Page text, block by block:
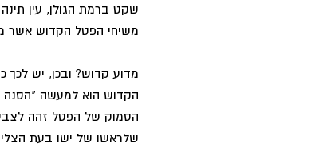
שקט ברמת הגולן, עין
משיחי הפטל הקדוש אשר
מדוע קדוש? ובכן, יש לכך
הקדוש הוא למעשה "הסנה
הסמוק של הפטל זהה
שלראשו של ישו בעת